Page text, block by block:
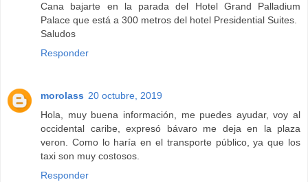
Cana bajarte en la parada del Hotel Grand Palladium
Palace que está a 300 metros del hotel Presidential Suites.
Saludos
Responder
morolass 20 octubre, 2019
Hola, muy buena información, me puedes ayudar, voy al
occidental caribe, expresó bávaro me deja en la plaza
veron. Como lo haría en el transporte público, ya que los
taxi son muy costosos.
Responder